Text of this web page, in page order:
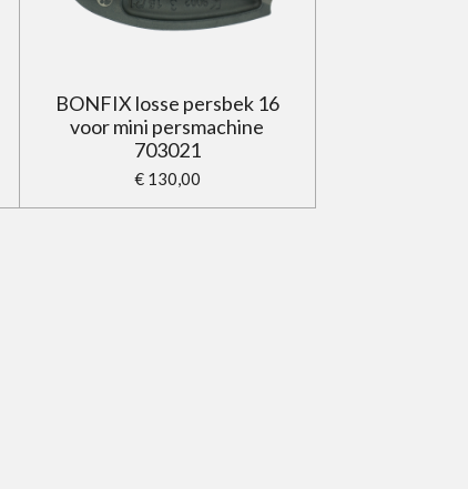
BONFIX losse persbek 16
voor mini persmachine
703021
€ 130,00